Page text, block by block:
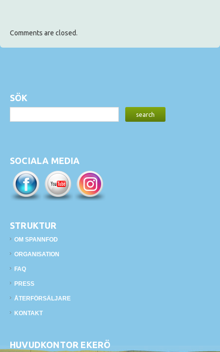
Comments are closed.
SÖK
SOCIALA MEDIA
STRUKTUR
OM SPANNFOD
ORGANISATION
FAQ
PRESS
ÅTERFÖRSÄLJARE
KONTAKT
HUVUDKONTOR EKERÖ